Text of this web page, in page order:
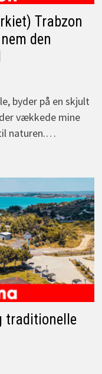
Trabzon
den
byder på en skjult
vækkede mine
naturen.…
traditionelle